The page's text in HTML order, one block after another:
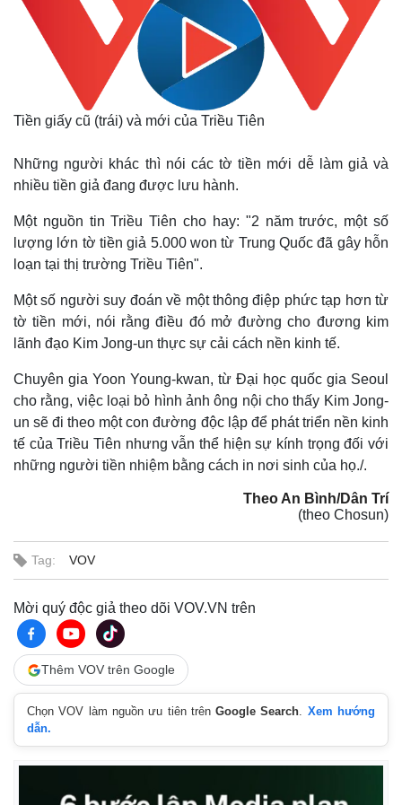
Thế giới
Quan sát
Cuộc sống đó đây
Multimedia
Video
Ảnh
E-Magazine
Infographic
Tiền giấy cũ (trái) và mới của Triều Tiên
Những người khác thì nói các tờ tiền mới dễ làm giả và
nhiều tiền giả đang được lưu hành.
Một nguồn tin Triều Tiên cho hay: "2 năm trước, một số
lượng lớn tờ tiền giả 5.000 won từ Trung Quốc đã gây hỗn
loạn tại thị trường Triều Tiên".
Một số người suy đoán về một thông điệp phức tạp hơn từ
tờ tiền mới, nói rằng điều đó mở đường cho đương kim
lãnh đạo Kim Jong-un thực sự cải cách nền kinh tế.
Chuyên gia Yoon Young-kwan, từ Đại học quốc gia Seoul
cho rằng, việc loại bỏ hình ảnh ông nội cho thấy Kim Jong-
un sẽ đi theo một con đường độc lập để phát triển nền kinh
tế của Triều Tiên nhưng vẫn thể hiện sự kính trọng đối với
những người tiền nhiệm bằng cách in nơi sinh của họ./.
Theo An Bình/Dân Trí
(theo Chosun)
Tag: VOV
Mời quý độc giả theo dõi VOV.VN trên
Thêm VOV trên Google
Chọn VOV làm nguồn ưu tiên trênGoogle Search. Xem hướng
dẫn.